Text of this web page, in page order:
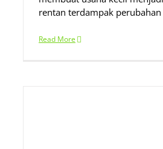
rentan terdampak
Read More